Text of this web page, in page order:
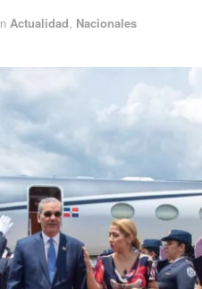
Actualidad, Nacionales